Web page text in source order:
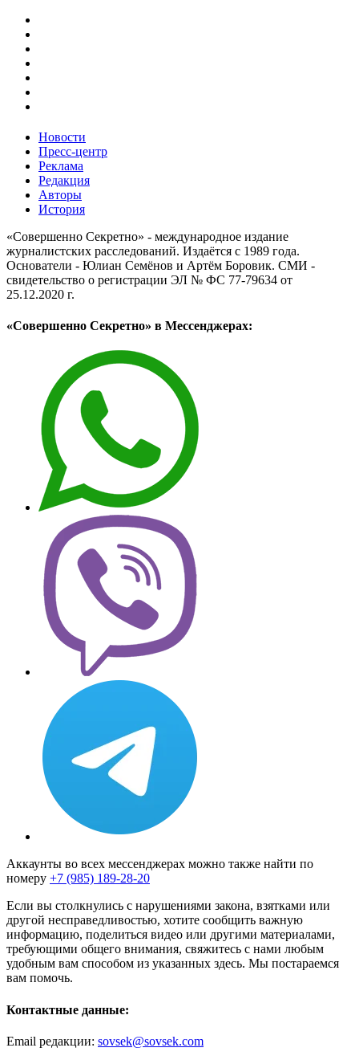
Новости
Пресс-центр
Реклама
Редакция
Авторы
История
«Совершенно Секретно» - международное издание
журналистских расследований. Издаётся с 1989 года.
Основатели - Юлиан Семёнов и Артём Боровик. CМИ -
свидетельство о регистрации ЭЛ № ФС 77-79634 от
25.12.2020 г.
«Совершенно Секретно» в Мессенджерах:
Аккаунты во всех мессенджерах можно также найти по
номеру +7 (985) 189-28-20
Если вы столкнулись с нарушениями закона, взятками или
другой несправедливостью, хотите сообщить важную
информацию, поделиться видео или другими материалами,
требующими общего внимания, свяжитесь с нами любым
удобным вам способом из указанных здесь. Мы постараемся
вам помочь.
Контактные данные:
Email редакции: sovsek@sovsek.com